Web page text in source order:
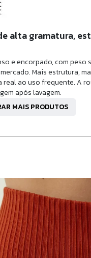
alta gramatura,
e encorpado, com peso
Mais estrutura,
real ao uso frequente. A
após lavagem.
MAIS PRODUTOS